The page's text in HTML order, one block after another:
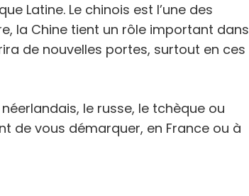
Latine. Le chinois est l’une des
la Chine tient un rôle important dans
de nouvelles portes, surtout en ces
le russe, le tchèque ou
de vous démarquer, en France ou à